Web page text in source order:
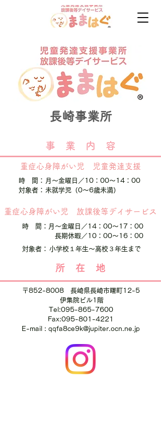
​長崎事業所
​事 業 内 容
重症心身障がい児 児童発達支援
時 間：
対象者：
月～金曜日／10：00～14：00
​未就学児（0～6歳未満）
重症心身障がい児 放課後等デイサービス
時 間： 月～金曜日／14：00～17：00
長期休暇／10 ：00～16：00
対象者： 小学校１年生～高校３年生まで
​所 在 地
〒852-8008 長崎県長崎市曙町12-5
伊集院ビル1階
Tel:095-865-7600
Fax:095-801-4221
E-mail : qqfa8ce9k@jupiter.ocn.ne.jp